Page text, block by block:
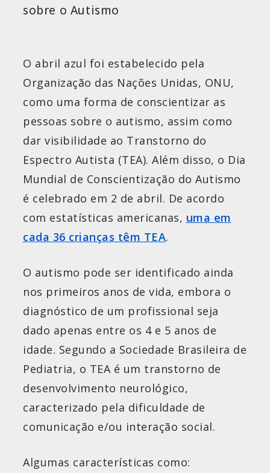
sobre o Autismo
O abril azul foi estabelecido pela
Organização das Nações Unidas, ONU,
como uma forma de conscientizar as
pessoas sobre o autismo, assim como
dar visibilidade ao Transtorno do
Espectro Autista (TEA). Além disso, o Dia
Mundial de Conscientização do Autismo
é celebrado em 2 de abril. De acordo
com estatísticas americanas, uma em
cada 36 crianças têm TEA.
O autismo pode ser identificado ainda
nos primeiros anos de vida, embora o
diagnóstico de um profissional seja
dado apenas entre os 4 e 5 anos de
idade. Segundo a Sociedade Brasileira de
Pediatria, o TEA é um transtorno de
desenvolvimento neurológico,
caracterizado pela dificuldade de
comunicação e/ou interação social.
Algumas características como: